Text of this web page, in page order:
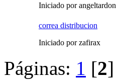
Iniciado por angeltardon
correa distribucion
Iniciado por zafirax
Páginas: 1 [2]